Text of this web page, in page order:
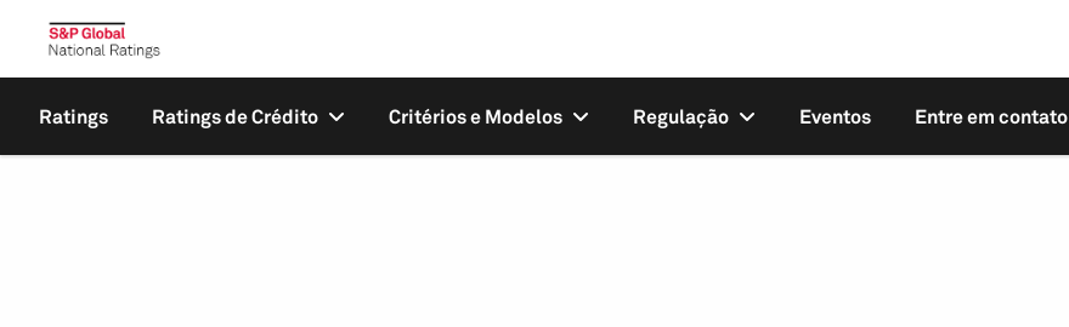
Ratings Ratings de Crédito Critérios e Modelos Regulação Eventos Entre em contato